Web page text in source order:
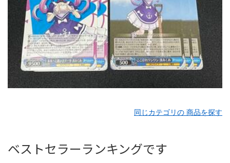
同じカテゴリの 商品を探す
ベストセラーランキングです